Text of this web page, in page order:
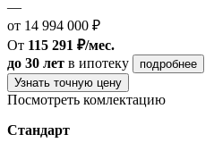
—
от 14 994 000 ₽
От 115 291 ₽/мес.
до 30 лет в ипотеку
подробнее
Узнать точную цену
Посмотреть комлектацию
Стандарт